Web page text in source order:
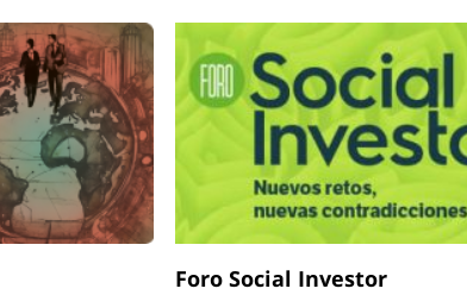
Foro Social Investor